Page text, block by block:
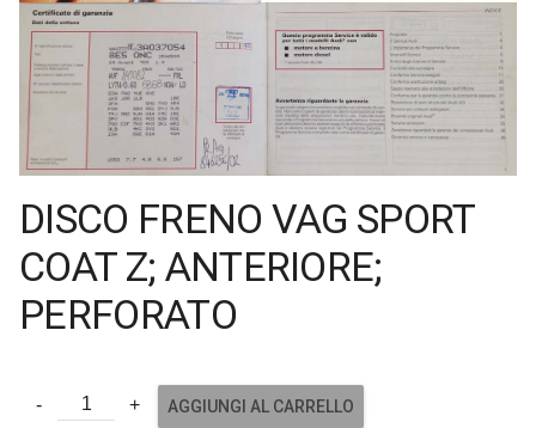
DISCO FRENO VAG SPORT
COAT Z; ANTERIORE;
PERFORATO
AGGIUNGI AL CARRELLO